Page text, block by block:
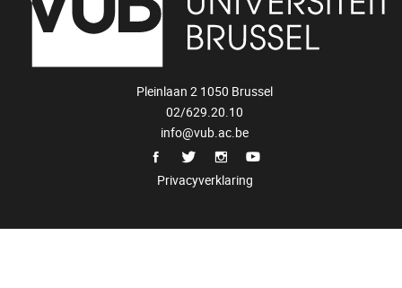
Pleinlaan 2 1050 Brussel
02/629.20.10
info@vub.ac.be
Privacyverklaring